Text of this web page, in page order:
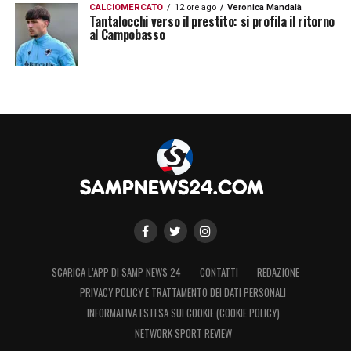
LA PLAYLIST DELLE NOSTRE TOP NEWS
CALCIOMERCATO 12 ore ago Veronica Mandalà
Tantalocchi verso il prestito: si profila il ritorno
al Campobasso
SCARICA L’APP DI SAMP NEWS 24 CONTATTI
REDAZIONE
PRIVACY POLICY E TRATTAMENTO DEI DATI PERSONALI
INFORMATIVA ESTESA SUI COOKIE (COOKIE POLICY)
NETWORK SPORT REVIEW